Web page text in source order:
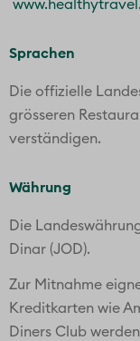
Sprachen
Die offizielle
grösseren
verständigen.
Währung
Die
Dinar (JOD).
Zur Mitnahme
Kreditkarten wie
Diners Club